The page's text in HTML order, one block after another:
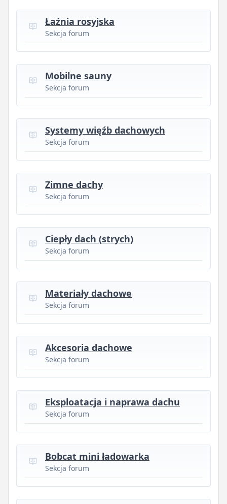
Łaźnia rosyjska
Sekcja forum
Mobilne sauny
Sekcja forum
Systemy więźb dachowych
Sekcja forum
Zimne dachy
Sekcja forum
Ciepły dach (strych)
Sekcja forum
Materiały dachowe
Sekcja forum
Akcesoria dachowe
Sekcja forum
Eksploatacja i naprawa dachu
Sekcja forum
Bobcat mini ładowarka
Sekcja forum